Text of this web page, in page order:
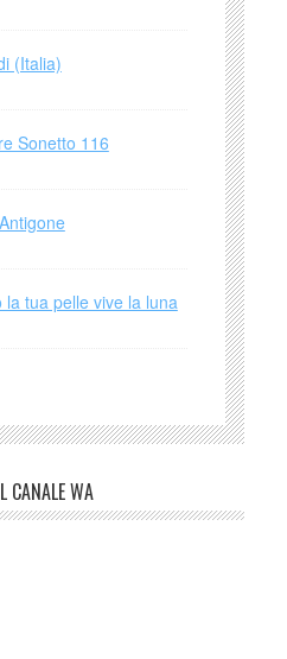
(Italia)
Sonetto 116
la tua pelle vive la luna
CANALE WA